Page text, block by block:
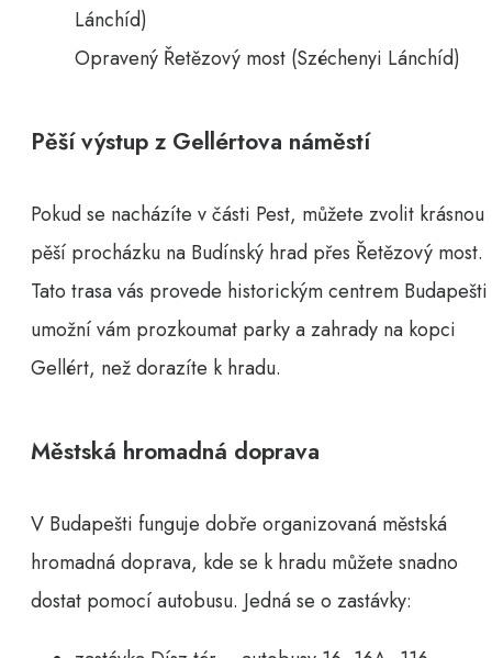
Opravený Řetězový most (Széchenyi Lánchíd)
Pěší výstup z Gellértova náměstí
Pokud se nacházíte v části Pest, můžete zvolit krásnou
pěší procházku na Budínský hrad přes Řetězový most.
Tato trasa vás provede historickým centrem
umožní vám prozkoumat parky a zahrady na kopci
Gellért, než dorazíte k hradu.
Městská hromadná doprava
V Budapešti funguje dobře organizovaná městská
hromadná doprava, kde se k hradu můžete snadno
dostat pomocí autobusu. Jedná se o zastávky: